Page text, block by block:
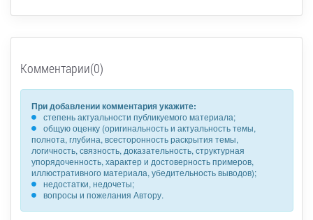
Комментарии(0)
При добавлении комментария укажите:
степень актуальности публикуемого материала;
общую оценку (оригинальность и актуальность темы,
полнота, глубина, всесторонность раскрытия темы,
логичность, связность, доказательность, структурная
упорядоченность, характер и достоверность примеров,
иллюстративного материала, убедительность выводов);
недостатки, недочеты;
вопросы и пожелания Автору.